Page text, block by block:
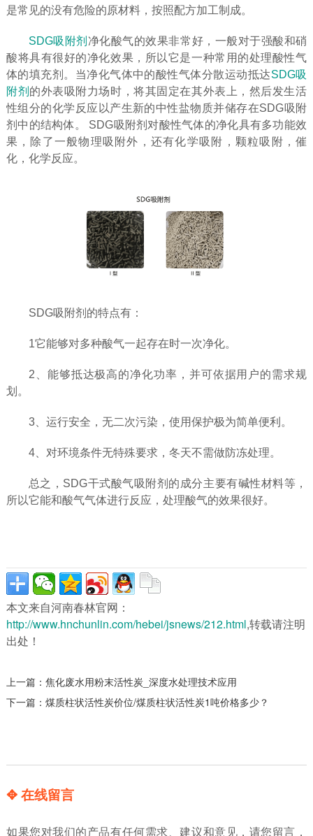
是常见的没有危险的原材料，按照配方加工制成。
SDG吸附剂 净化酸气的效果非常好，一般对于强酸和硝
酸将具有很好的净化效果，所以它是一种常用的处理酸性气
体的填充剂。当净化气体中的酸性气体分散运动抵达SDG吸
附剂 的外表吸附力场时，将其固定在其外表上，然后发生活
性组分的化学反应以产生新的中性盐物质并储存在SDG吸附
剂中的结构体。 SDG吸附剂对酸性气体的净化具有多功能效
果，除了一般物理吸附外，还有化学吸附，颗粒吸附，催
化，化学反应。
SDG吸附剂的特点有：
1它能够对多种酸气一起存在时一次净化。
2、能够抵达极高的净化功率，并可依据用户的需求规
划。
3、运行安全，无二次污染，使用保护极为简单便利。
4、对环境条件无特殊要求，冬天不需做防冻处理。
总之，SDG干式酸气吸附剂的成分主要有碱性材料等，
所以它能和酸气气体进行反应，处理酸气的效果很好。
本文来自河南春林官网：
http://www.hnchunlin.com/hebei/jsnews/212.html,转载请注明
出处！
上一篇： 焦化废水用粉末活性炭_深度水处理技术应用
下一篇： 煤质柱状活性炭价位/煤质柱状活性炭1吨价格多少？
✥ 在线留言
如果您对我们的产品有任何需求、建议和意见，请您留言，